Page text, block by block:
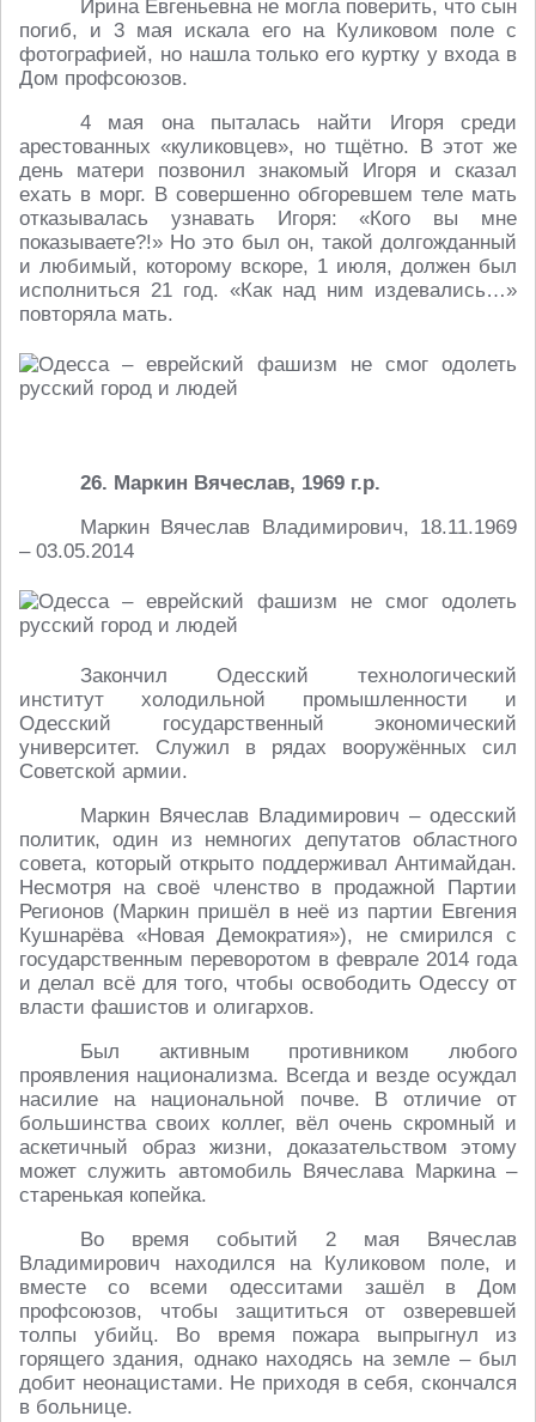
Ирина Евгеньевна не могла поверить, что сын
погиб, и 3 мая искала его на Куликовом поле с
фотографией, но нашла только его куртку у входа в
Дом профсоюзов.
4 мая она пыталась найти Игоря среди
арестованных «куликовцев», но тщётно. В этот же
день матери позвонил знакомый Игоря и сказал
ехать в морг. В совершенно обгоревшем теле мать
отказывалась узнавать Игоря: «Кого вы мне
показываете?!» Но это был он, такой долгожданный
и любимый, которому вскоре, 1 июля, должен был
исполниться 21 год. «Как над ним издевались…»
повторяла мать.
26. Маркин Вячеслав, 1969 г.р.
Маркин Вячеслав Владимирович, 18.11.1969
– 03.05.2014
Закончил Одесский технологический
институт холодильной промышленности и
Одесский государственный экономический
университет. Служил в рядах вооружённых сил
Советской армии.
Маркин Вячеслав Владимирович – одесский
политик, один из немногих депутатов областного
совета, который открыто поддерживал Антимайдан.
Несмотря на своё членство в продажной Партии
Регионов (Маркин пришёл в неё из партии Евгения
Кушнарёва «Новая Демократия»), не смирился с
государственным переворотом в феврале 2014 года
и делал всё для того, чтобы освободить Одессу от
власти фашистов и олигархов.
Был активным противником любого
проявления национализма. Всегда и везде осуждал
насилие на национальной почве. В отличие от
большинства своих коллег, вёл очень скромный и
аскетичный образ жизни, доказательством этому
может служить автомобиль Вячеслава Маркина –
старенькая копейка.
Во время событий 2 мая Вячеслав
Владимирович находился на Куликовом поле, и
вместе со всеми одесситами зашёл в Дом
профсоюзов, чтобы защититься от озверевшей
толпы убийц. Во время пожара выпрыгнул из
горящего здания, однако находясь на земле – был
добит неонацистами. Не приходя в себя, скончался
в больнице.